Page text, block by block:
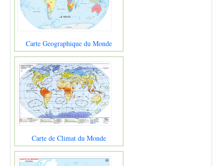
Carte Geographique du Monde
Carte de Climat du Monde